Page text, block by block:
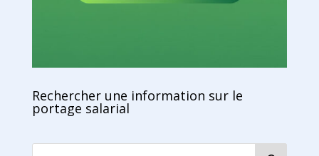
Rechercher une information sur le
portage salarial